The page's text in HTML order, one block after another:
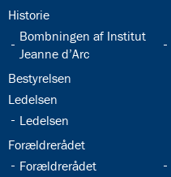
32.15:
Historie
32.16:
Bombningen af Institut
Jeanne d’Arc
32.18:
Bestyrelsen
32.19:
Ledelsen
32.20:
Ledelsen
32.21:
Forældrerådet
32.22:
Forældrerådet